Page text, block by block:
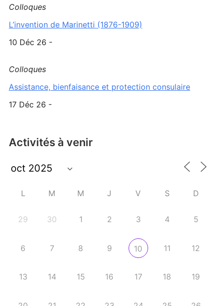
Colloques
L’invention de Marinetti (1876-1909)
10 Déc 26 -
Colloques
Assistance, bienfaisance et protection consulaire
17 Déc 26 -
Activités à venir
L M M J V S D
29 30 1 2 3 4 5
6 7 8 9 10 11 12
13 14 15 16 17 18 19